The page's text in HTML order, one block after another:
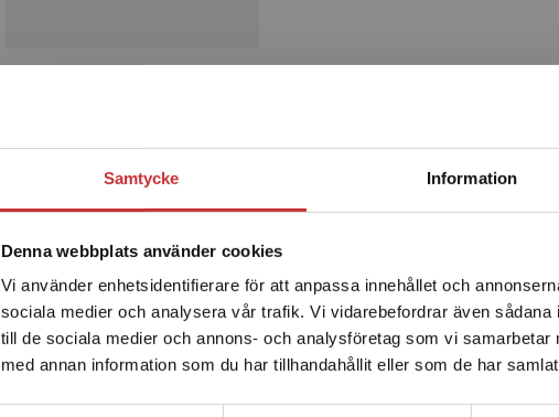
Samtycke Information
Denna webbplats använder cookies
Vi använder enhetsidentifierare för att anpassa innehållet och
sociala medier och analysera vår trafik. Vi vidarebefordrar även
till de sociala medier och annons- och analysföretag som vi
med annan information som du har tillhandahållit eller som de har
Begränsad fraktregion
Det verkar som att du besöker
enhet utanför Sverige. Vi erbjuder inte
Sverige. För att kunna slutföra ett köp
leveransadressen vara i Sverige.Läs mer
Produkter